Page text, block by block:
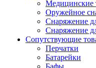
Медицинские
Оружейное
Снаряжение
Снаряжение
Сопутствующие
Перчатки
Батарейки
Бафы